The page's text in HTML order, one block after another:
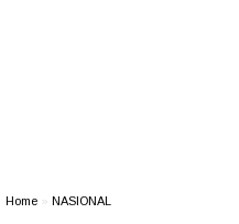
Home NASIONAL